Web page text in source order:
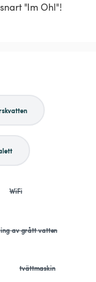
"Im Ohl"!
WiFi
av grått vatten
tvättmaskin